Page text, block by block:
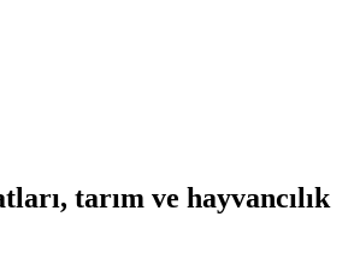
tarım ve hayvancılık